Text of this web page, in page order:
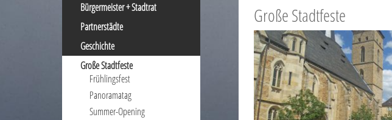
Bürgermeister + Stadtrat
Partnerstädte
Geschichte
Große Stadtfeste
Frühlingsfest
Panoramatag
Summer-Opening
Große Stadtfeste